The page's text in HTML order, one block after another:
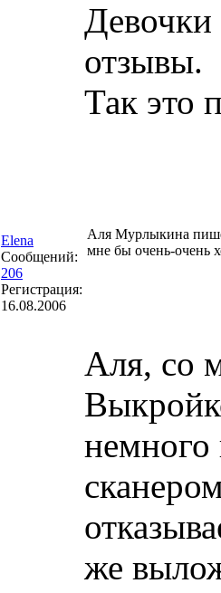
Elena
Сообщений:
206
Регистрация:
16.08.2006
Девочки
отзывы.
Так это
Аля Мурлыкина
мне бы очень-очень
Аля, со
немного
же